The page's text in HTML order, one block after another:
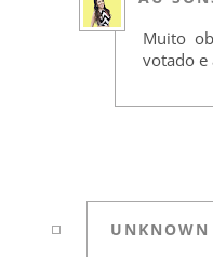
Muito
votado e
UNKNOWN